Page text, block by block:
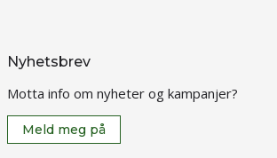
Nyhetsbrev
Motta info om nyheter og kampanjer?
Meld meg på